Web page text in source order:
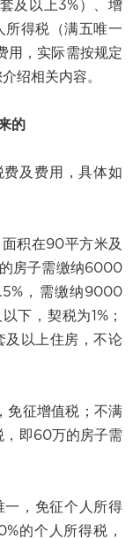
及以上3%）、增
得税（满五唯一
用，实际需按规定
绍相关内容。
的
及费用，具体如
积在90平方米及
房子需缴纳6000
，需缴纳9000
下，契税为1%；
及以上住房，不论
征增值税；不满
，即60万的房子需
，免征个人所得
的个人所得税，